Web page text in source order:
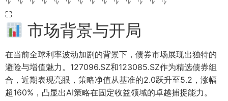
⛶
市场背景与开局
在当前全球利率波动加剧的背景下，债券市场展现出独特的
避险与增值魅力。127096.SZ和123085.SZ作为精选债券组
合，近期表现亮眼，策略净值从基准的2.0跃升至5.2，涨幅
超160%，凸显出AI策略在固定收益领域的卓越捕捉能力。